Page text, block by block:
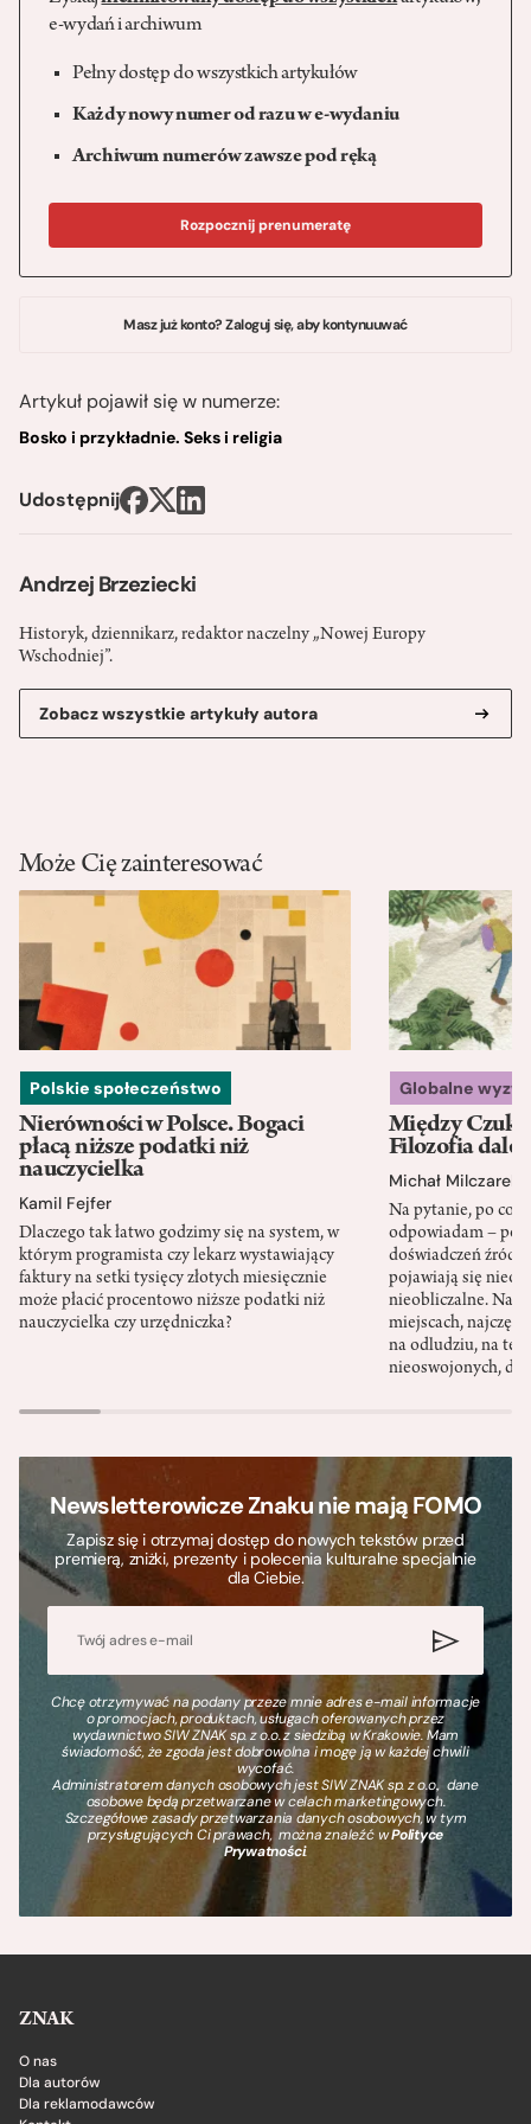
Andrzej Brzeziecki
Historyk, dziennikarz, redaktor naczelny „Nowej Europy
Wschodniej”.
Zobacz wszystkie artykuły autora
e-wydań i archiwum
Pełny dostęp do wszystkich artykułów
Każdy nowy numer od razu w e-wydaniu
Archiwum numerów zawsze pod ręką
Rozpocznij prenumeratę
Masz już konto? Zaloguj się, aby kontynuuwać
Artykuł pojawił się w numerze:
Bosko i przykładnie. Seks i religia
Udostępnij
Może Cię zainteresować
Polskie społeczeństwo
Nierówności w Polsce. Bogaci
płacą niższe podatki niż
nauczycielka
Kamil Fejfer
Dlaczego tak łatwo godzimy się na system, w
którym programista czy lekarz wystawiający
faktury na setki tysięcy złotych miesięcznie
może płacić procentowo niższe podatki niż
nauczycielka czy urzędniczka?
Globalne
Między
Filozofia
Michał Milczarek
Na pytanie, po co
odpowiadam – po
doświadczeń
pojawiają się
nieobliczalne.
miejscach,
na odludziu, na
nieoswojonych,
Newsletterowicze Znaku nie mają FOMO
Zapisz się i otrzymaj dostęp do nowych tekstów przed
premierą, zniżki, prezenty i polecenia kulturalne specjalnie
dla Ciebie.
Chcę otrzymywać na podany przeze mnie adres e-mail informacje
o promocjach, produktach, usługach oferowanych przez
wydawnictwo SIW ZNAK sp. z o.o. z siedzibą w Krakowie. Mam
świadomość, że zgoda jest dobrowolna i mogę ją w każdej chwili
wycofać.
Administratorem danych osobowych jest SIW ZNAK sp. z o.o., dane
osobowe będą przetwarzane w celach marketingowych.
Szczegółowe zasady przetwarzania danych osobowych, w tym
przysługujących Ci prawach, można znaleźć wPolityce
Prywatności.
ZNAK
O nas
Dla autorów
Dla reklamodawców